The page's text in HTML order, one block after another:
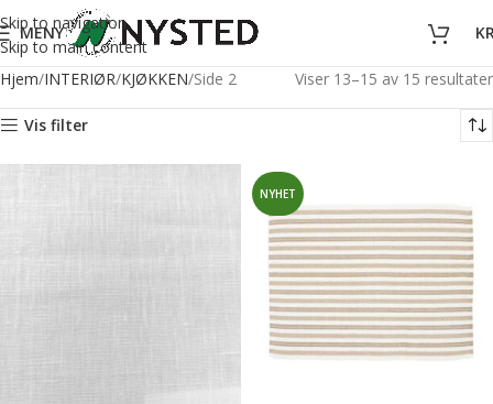
Skip to navigation
Skip to main content
MENY
Hjem INTERIØR KJØKKEN Side 2 Viser 13–15 av 15 resultater
Vis filter
NYHET